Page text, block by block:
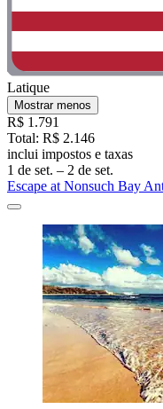
Latique
Mostrar menos
R$ 1.791
Total: R$ 2.146
inclui impostos e taxas
1 de set. – 2 de set.
Escape at Nonsuch Bay